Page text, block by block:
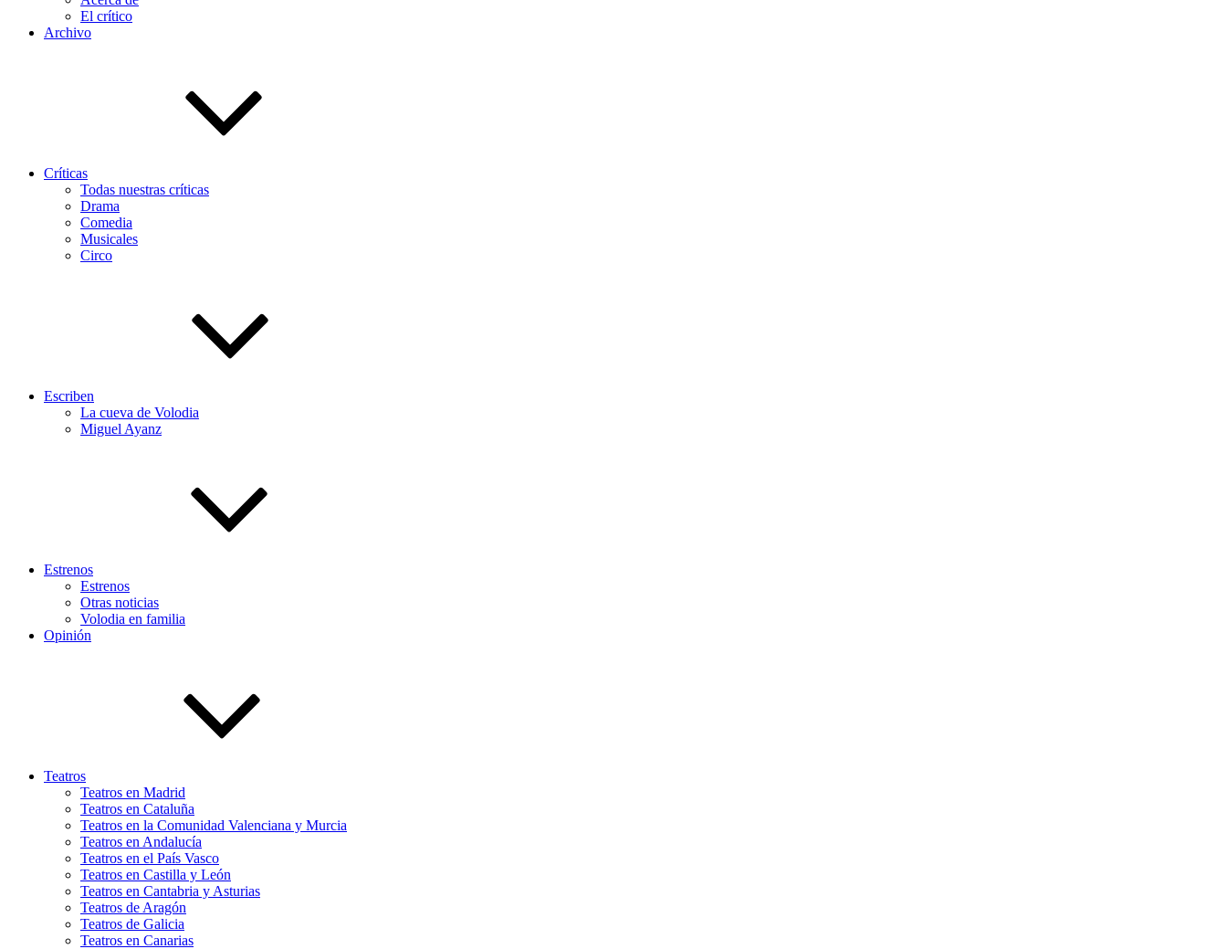
El crítico
Archivo
Críticas
Todas nuestras críticas
Drama
Comedia
Musicales
Circo
Escriben
La cueva de Volodia
Miguel Ayanz
Estrenos
Estrenos
Otras noticias
Volodia en familia
Opinión
Teatros
Teatros en Madrid
Teatros en Cataluña
Teatros en la Comunidad Valenciana y Murcia
Teatros en Andalucía
Teatros en el País Vasco
Teatros en Castilla y León
Teatros en Cantabria y Asturias
Teatros de Aragón
Teatros de Galicia
Teatros en Canarias